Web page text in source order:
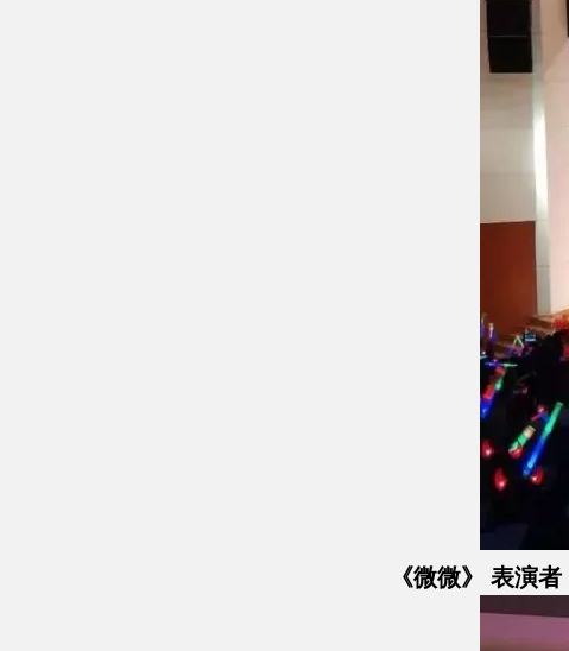
《微微》 表演